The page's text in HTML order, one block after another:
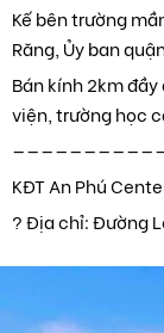
Kế bên trường
Răng, Ủy ban
Bán kính 2km
viện, trường học
KĐT An Phú
? Địa chỉ: Đường